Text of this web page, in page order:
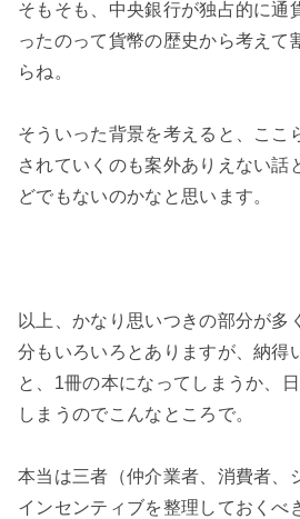
そもそも、中央銀行が独占的に通
ったのって貨幣の歴史から考えて
らね。
そういった背景を考えると、ここ
されていくのも案外ありえない話
どでもないのかなと思います。
以上、かなり思いつきの部分が多
分もいろいろとありますが、納得
と、1冊の本になってしまうか、
しまうのでこんなところで。
本当は三者（仲介業者、消費者、
インセンティブを整理しておくべ